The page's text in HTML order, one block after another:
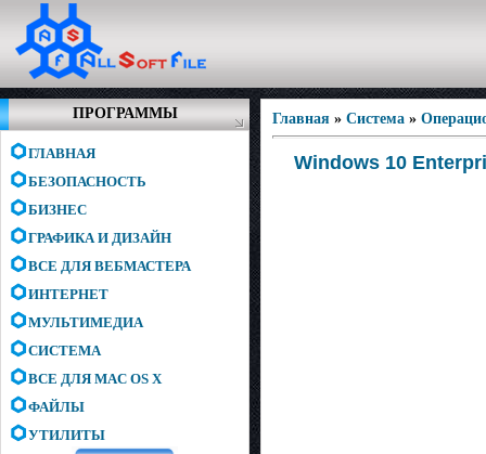
ПРОГРАММЫ
ГЛАВНАЯ
БЕЗОПАСНОСТЬ
БИЗНЕС
ГРАФИКА И ДИЗАЙН
ВСЕ ДЛЯ ВЕБМАСТЕРА
ИНТЕРНЕТ
МУЛЬТИМЕДИА
СИСТЕМА
ВСЕ ДЛЯ MAC OS X
ФАЙЛЫ
УТИЛИТЫ
Главная » Система »
Windows 10